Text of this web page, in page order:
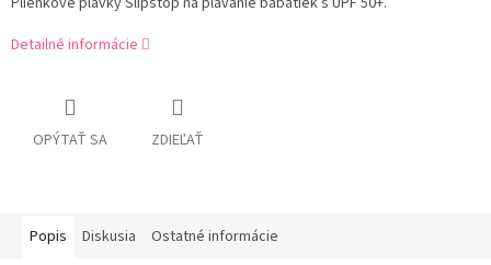
Detailné informácie
OPÝTAŤ SA ZDIEĽAŤ
Popis Diskusia Ostatné informácie